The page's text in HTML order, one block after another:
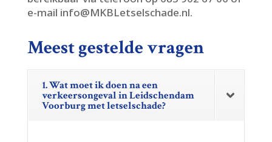
e-mail info@MKBLetselschade.​nl.​
Meest gestelde vragen
1. Wat moet ik doen na een
verkeersongeval in Leidschendam
Voorburg met letselschade?